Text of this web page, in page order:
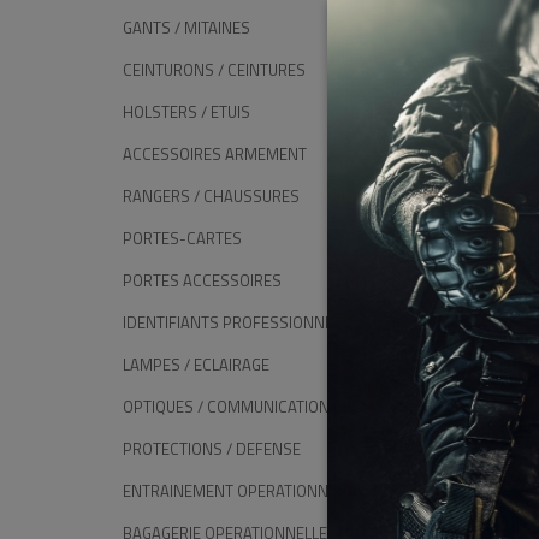
GANTS / MITAINES
CEINTURONS / CEINTURES
HOLSTERS / ETUIS
ACCESSOIRES ARMEMENT
RANGERS / CHAUSSURES
PORTES-CARTES
PORTES ACCESSOIRES
IDENTIFIANTS PROFESSIONNELS
LAMPES / ECLAIRAGE
OPTIQUES / COMMUNICATION
PROTECTIONS / DEFENSE
ENTRAINEMENT OPERATIONNEL
BAGAGERIE OPERATIONNELLE
Sac